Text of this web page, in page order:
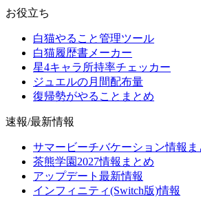
お役立ち
白猫やること管理ツール
白猫履歴書メーカー
星4キャラ所持率チェッカー
ジュエルの月間配布量
復帰勢がやることまとめ
速報/最新情報
サマービーチバケーション情報ま
茶熊学園2027情報まとめ
アップデート最新情報
インフィニティ(Switch版)情報